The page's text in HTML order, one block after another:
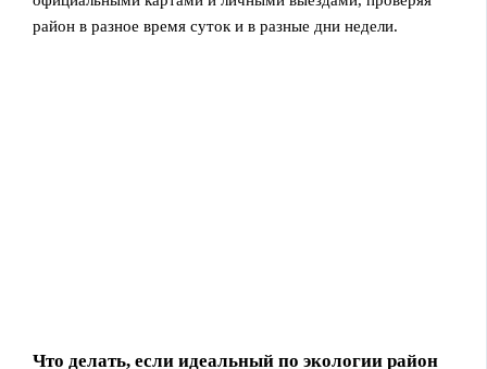
район в разное время суток и в разные дни недели.
Что делать, если идеальный по экологии район